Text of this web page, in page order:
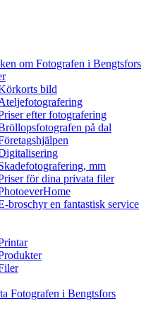
om Fotografen i Bengtsfors
bild
efter fotografering
på dal
mm
för dina privata filer
broschyr en fantastisk service
Fotografen i Bengtsfors